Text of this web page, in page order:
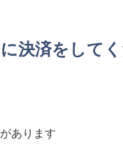
決済をして
あります